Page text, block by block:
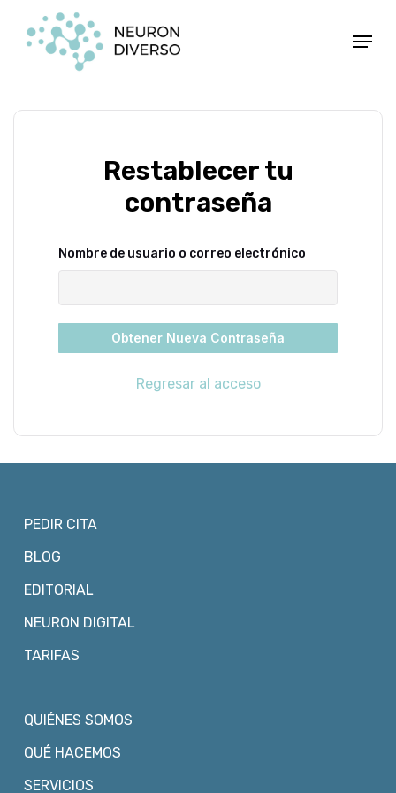
Menú
Restablecer tu
contraseña
Nombre de usuario o correo electrónico
Obtener Nueva Contraseña
Regresar al acceso
PEDIR CITA
BLOG
EDITORIAL
NEURON DIGITAL
TARIFAS
QUIÉNES SOMOS
QUÉ HACEMOS
SERVICIOS